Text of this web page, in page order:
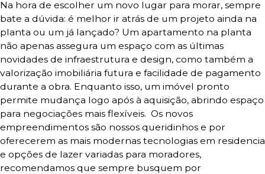
Na hora de escolher um novo lugar para morar, sempre
bate a dúvida: é melhor ir atrás de um projeto ainda na
planta ou um já lançado? Um apartamento na planta
não apenas assegura um espaço com as últimas
novidades de infraestrutura e design, como também a
valorização imobiliária futura e facilidade de pagamento
durante a obra. Enquanto isso, um imóvel pronto
permite mudança logo após à aquisição, abrindo espaço
para negociações mais flexíveis. Os novos
empreendimentos são nossos queridinhos e por
oferecerem as mais modernas tecnologias em residencia
e opções de lazer variadas para moradores,
recomendamos que sempre busquem por